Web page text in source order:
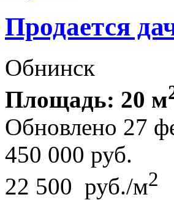
Продается
Обнинск
Площадь: 20 м
Обновлено 27
450 000 руб.
22 500 руб./м2